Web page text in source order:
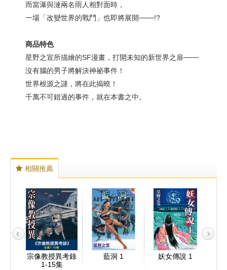
而當瀑與漣兩名雨人相對面時，
一場「改變世界的戰鬥」也即將展開───!?
商品特色
星野之宣所描繪的SF漫畫，打開未知的新世界之扉───
沒有腦的男子將解決神祕事件！
世界根源之謎，將在此揭曉！
千萬不可錯過的事件，就在本書之中。
相關推薦
宗像教授異考錄
1-15集
藍洞 1 妖女傳說 1